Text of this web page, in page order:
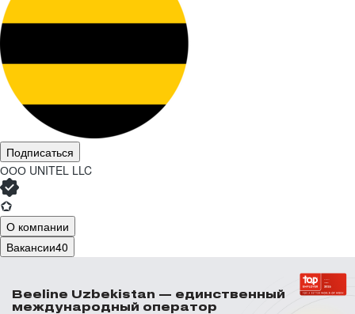
Подписаться
ООО UNITEL LLC
О компании
Вакансии40
Beeline Uzbekistan — единственный
международный оператор